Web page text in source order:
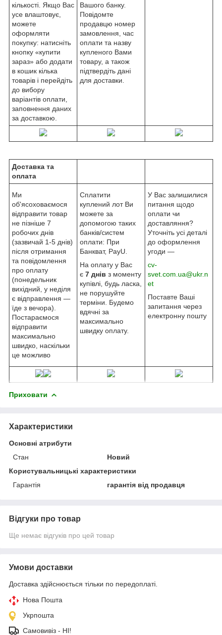
кількості. Якщо Вас
усе влаштовує,
можете
оформляти
покупку: натисніть
кнопку «купити
зараз» або додати
в кошик кілька
товарів і перейдіть
до вибору
варіантів оплати,
заповнення даних
за доставкою.
Вашого банку.
Повідомте
продавцю номер
замовлення, час
оплати та назву
купленого Вами
товару, а також
підтвердіть дані
для доставки.
Доставка та
оплата
Ми
об'ясоховаємося
відправити товар
не пізніше 7
робочих днів
(зазвичай 1-5 днів)
після отримання
та повідомлення
про оплату
(понедельник
вихідний, у неділя
є відправлення —
їде з вечора).
Постараємося
відправити
максимально
швидко, наскільки
це можливо
Сплатити
куплений лот Ви
можете за
допомогою таких
банків/систем
оплати: При
Банкват, PayU.
На оплату у Вас
є 7 днів з моменту
купівлі, будь ласка,
не порушуйте
терміни. Будемо
вдячні за
максимально
швидку оплату.
У Вас залишилися
питання щодо
оплати чи
доставляння?
Уточніть усі деталі
до оформлення
угоди —
cv-
svet.com.ua@ukr.n
et
Поставте Ваші
запитання через
електронну пошту
Приховати
Характеристики
Основні атрибути
Стан
Новий
Користувальницькі характеристики
Гарантія
гарантія від продавця
Відгуки про товар
Ще немає відгуків про цей товар
Умови доставки
Доставка здійснюється тільки по передоплаті.
Нова Пошта
Укрпошта
Самовивіз - НІ!